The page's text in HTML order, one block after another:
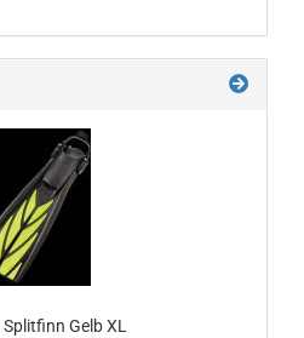
Splitfinn Gelb XL